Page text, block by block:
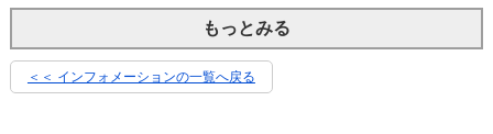
もっとみる
＜＜ インフォメーションの一覧へ戻る